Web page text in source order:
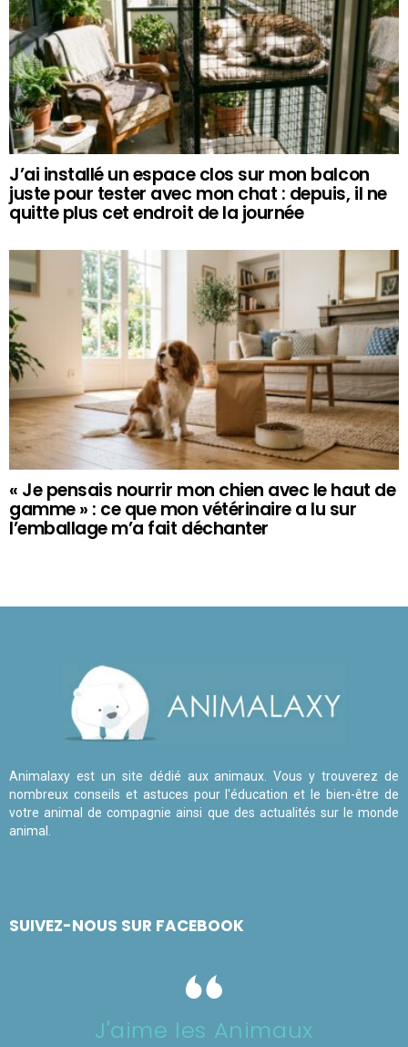
J’ai installé un espace clos sur mon balcon
juste pour tester avec mon chat : depuis, il ne
quitte plus cet endroit de la journée
« Je pensais nourrir mon chien avec le haut de
gamme » : ce que mon vétérinaire a lu sur
l’emballage m’a fait déchanter
Animalaxy est un site dédié aux animaux. Vous y trouverez de
nombreux conseils et astuces pour l'éducation et le bien-être de
votre animal de compagnie ainsi que des actualités sur le monde
animal.
SUIVEZ-NOUS SUR FACEBOOK
J'aime les Animaux